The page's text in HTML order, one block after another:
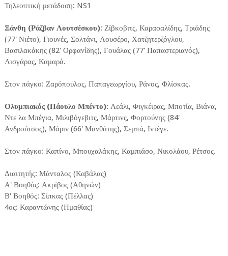
Τηλεοπτική μετάδοση: NS1
Ξάνθη (Ράζβαν Λουτσέσκου): Ζίβκοβιτς, Καρασαλίδης, Τριάδης
(77' Νιέτο), Γιουνές, Σολτάνι, Λουσέρο, Χατζητερζόγλου,
Βασιλακάκης (82' Ορφανίδης), Γουάλας (77' Παπαστεριανός),
Λισγάρας, Καμαρά.
Στον πάγκο: Ζαρόπουλος, Παπαγεωργίου, Ράνος, Φλίσκας.
Ολυμπιακός (Πάουλο Μπέντο): Λεάλι, Φιγκέιρας, Μποτία, Βιάνα,
Ντε λα Μπέγια, Μιλιβόγεβιτς, Μάρτινς, Φορτούνης (84'
Ανδρούτσος), Μάριν (66' Μανθάτης), Σεμπά, Ιντέγε.
Στον πάγκο: Καπίνο, Μπουχαλάκης, Καμπιάσο, Νικολάου, Ρέτσος.
Διαιτητής: Μάνταλος (Καβάλας)
Α' Βοηθός: Ακρίβος (Αθηνών)
Β' Βοηθός: Σίπκας (Πέλλας)
4ος: Καραντώνης (Ημαθίας)